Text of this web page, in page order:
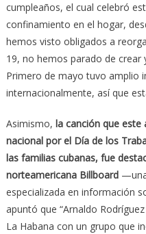
cumpleaños, el cual celebró
confinamiento en el hogar,
hemos visto obligados a
19, no hemos parado de crear
Primero de mayo tuvo amplio
internacionalmente, así que
Asimismo, la canción que
nacional por el Día de los
las familias cubanas, fue
norteamericana Billboard—una
especializada en información
apuntó que “Arnaldo
La Habana con un grupo que